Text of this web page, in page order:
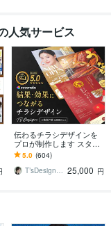
人気サービス
伝わるチラシデザインを
プロが制作します スター
トアップ企業から老舗ま
で！反響を実感できるチ
ラシを
5.0 (604)
T’sDesign（ティーズデザイン） 25,000 円